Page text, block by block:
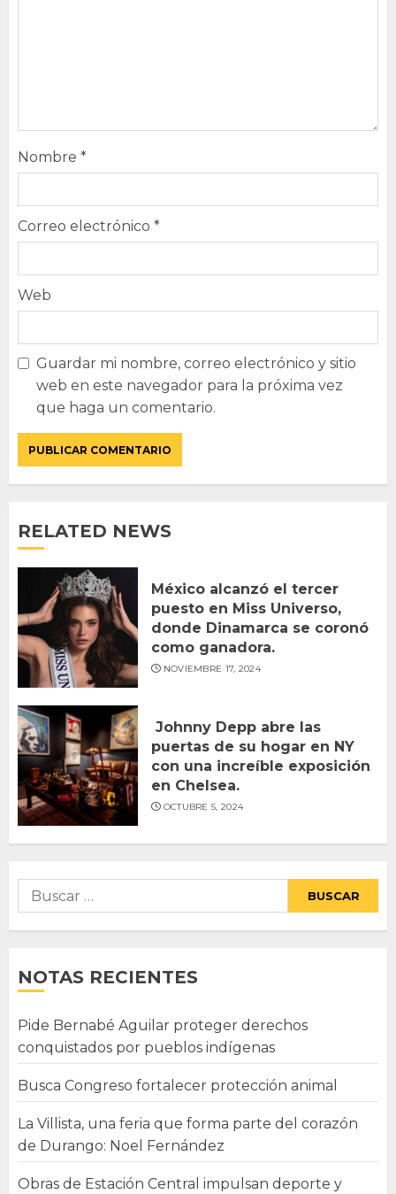
Nombre *
Correo electrónico *
Web
Guardar mi nombre, correo electrónico y sitio
web en este navegador para la próxima vez
que haga un comentario.
RELATED NEWS
México alcanzó el tercer
puesto en Miss Universo,
donde Dinamarca se coronó
como ganadora.
NOVIEMBRE 17, 2024
Johnny Depp abre las
puertas de su hogar en NY
con una increíble exposición
en Chelsea.
OCTUBRE 5, 2024
Buscar:
NOTAS RECIENTES
Pide Bernabé Aguilar proteger derechos
conquistados por pueblos indígenas
Busca Congreso fortalecer protección animal
La Villista, una feria que forma parte del corazón
de Durango: Noel Fernández
Obras de Estación Central impulsan deporte y